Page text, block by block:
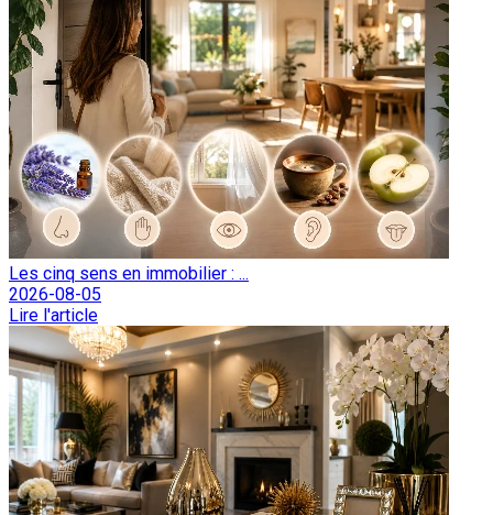
Les cinq sens en immobilier : ...
2026-08-05
Lire l'article